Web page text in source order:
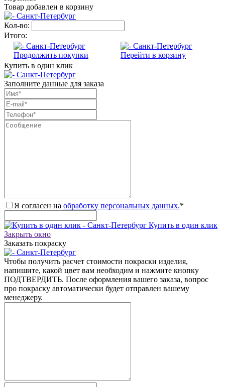
Товар добавлен в корзину
Кол-во:
Итого:
Продолжить покупки
Перейти в корзину
Купить в один клик
Заполните данные для заказа
Я согласен на обработку персональных данных.*
Купить в один клик
Закрыть окно
Заказать покраску
Чтобы получить расчет стоимости покраски изделия,
напишите, какой цвет вам необходим и нажмите кнопку
ПОДТВЕРДИТЬ. После оформления вашего заказа, вопрос
про покраску автоматически будет отправлен вашему
менеджеру.